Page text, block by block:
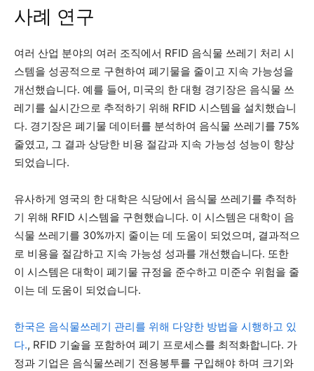
사례 연구
여러 산업 분야의 여러 조직에서 RFID 음식물 쓰레기 처리 시
스템을 성공적으로 구현하여 폐기물을 줄이고 지속 가능성을
개선했습니다. 예를 들어, 미국의 한 대형 경기장은 음식물 쓰
레기를 실시간으로 추적하기 위해 RFID 시스템을 설치했습니
다. 경기장은 폐기물 데이터를 분석하여 음식물 쓰레기를 75%
줄였고, 그 결과 상당한 비용 절감과 지속 가능성 성능이 향상
되었습니다.
유사하게 영국의 한 대학은 식당에서 음식물 쓰레기를 추적하
기 위해 RFID 시스템을 구현했습니다. 이 시스템은 대학이 음
식물 쓰레기를 30%까지 줄이는 데 도움이 되었으며, 결과적으
로 비용을 절감하고 지속 가능성 성과를 개선했습니다. 또한
이 시스템은 대학이 폐기물 규정을 준수하고 미준수 위험을 줄
이는 데 도움이 되었습니다.
한국은 음식물쓰레기 관리를 위해 다양한 방법을 시행하고 있
다., RFID 기술을 포함하여 폐기 프로세스를 최적화합니다. 가
정과 기업은 음식물쓰레기 전용봉투를 구입해야 하며 크기와